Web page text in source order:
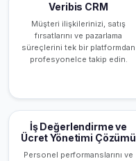
Veribis CRM
Müşteri ilişkilerinizi, satış
fırsatlarını ve pazarlama
süreçlerini tek bir platformdan
profesyonelce takip edin.
İş Değerlendirme ve
Ücret Yönetimi Çözümü
Personel performanslarını ve